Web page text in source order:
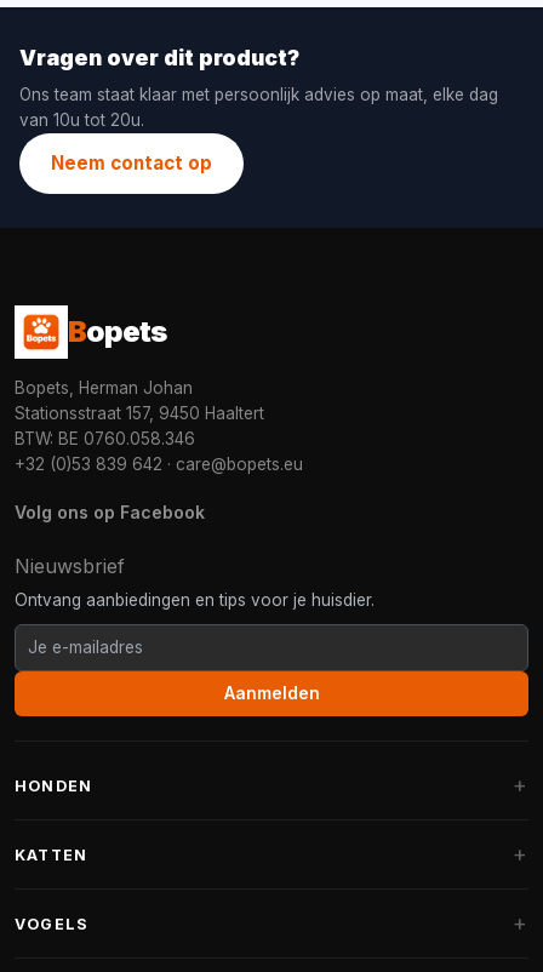
Vragen over dit product?
Ons team staat klaar met persoonlijk advies op maat, elke dag
van 10u tot 20u.
Neem contact op
Bopets
Bopets, Herman Johan
Stationsstraat 157, 9450 Haaltert
BTW: BE 0760.058.346
+32 (0)53 839 642 · care@bopets.eu
Volg ons op Facebook
Nieuwsbrief
Ontvang aanbiedingen en tips voor je huisdier.
Aanmelden
HONDEN
Fantail hondenmanden
KATTEN
VOGELS